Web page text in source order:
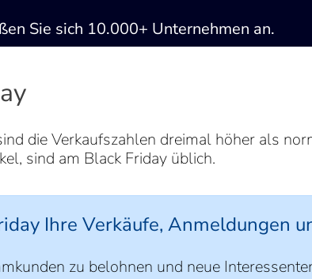
Sie sich 10.000+ Unternehmen an.
die Verkaufszahlen dreimal höher als
sind am Black Friday üblich.
Ihre Verkäufe, Anmeldungen
zu belohnen und neue